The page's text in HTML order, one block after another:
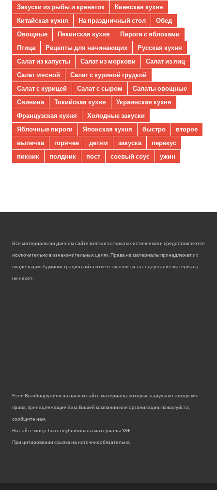
Закуски из рыбы и креветок
Киевская кухня
Китайская кухня
На праздничный стол
Обед
Овощные
Пекинская кухня
Пироги с яблоками
Птица
Рецепты для начинающих
Русская кухня
Салат из капусты
Салат из моркови
Салат из яиц
Салат мясной
Салат с куриной грудкой
Салат с курицей
Салат с сыром
Салаты овощные
Свинина
Токийская кухня
Украинская кухня
Французская кухня
Холодные закуски
Яблочные пироги
Японская кухня быстро
второе
выпечка
горячее детям закуска
перекус
пикник
полдник пост соевый соус ужин
Все материалы на данном сайте взяты из открытых источников и предоставляются
исключительно в ознакомительных целях. Права на материалы принадлежат их
владельцам. Администрация сайта ответственности за содержание материала
не несет.
Если Вы обнаружили на нашем сайте материалы, которые нарушают авторские
права, принадлежащие Вам, Вашей компании или организации, пожалуйста,
сообщите нам.
На сайте могут быть опубликованы материалы 18+!
При цитировании ссылка на источник обязательна.